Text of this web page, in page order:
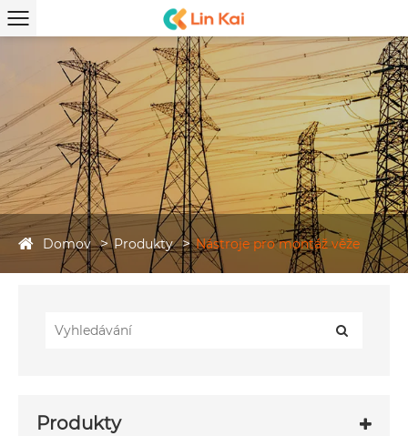
Domov Produkty Nástroje pro montáž věže
Produkty